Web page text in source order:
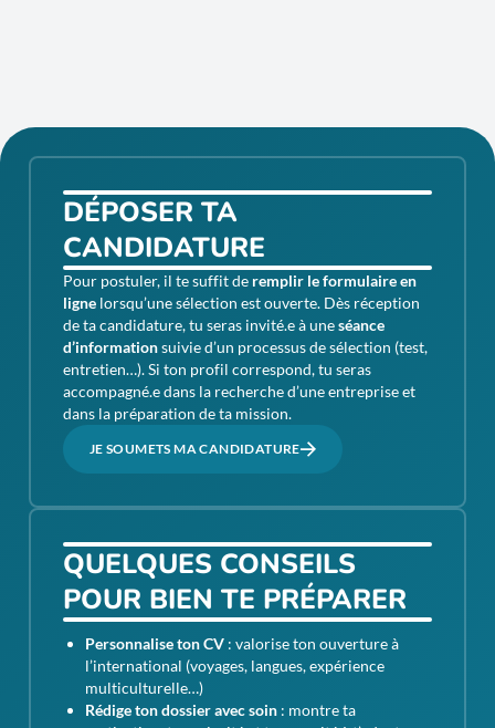
DÉPOSER TA
CANDIDATURE
Pour postuler, il te suffit de remplir le formulaire en
lignelorsqu’une sélection est ouverte. Dès réception
de ta candidature, tu seras invité.e à uneséance
d’informationsuivie d’un processus de sélection (test,
entretien…). Si ton profil correspond, tu seras
accompagné.e dans la recherche d’une entreprise et
dans la préparation de ta mission.
JE SOUMETS MA CANDIDATURE
QUELQUES CONSEILS
POUR BIEN TE PRÉPARER
Personnalise ton CV: valorise ton ouverture à
l’international (voyages, langues, expérience
multiculturelle…)
Rédige ton dossier avec soin: montre ta